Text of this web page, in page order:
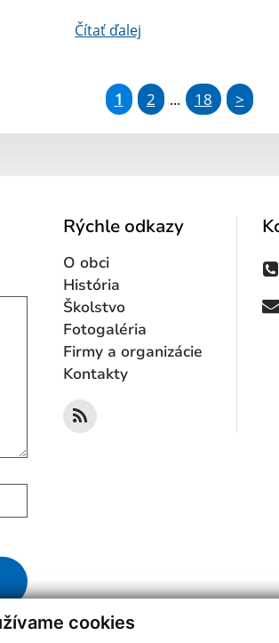
cookies
Čítať ďalej
1 2 ... 18 >
správy...
Response
Rýchle odkazy
O obci
História
Školstvo
Fotogaléria
Firmy a organizácie
Kontakty